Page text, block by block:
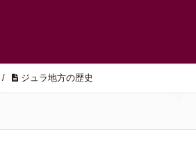
/ ジュラ地方の歴史